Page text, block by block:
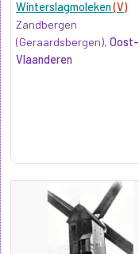
Winterslagmoleken(V)
Zandbergen
(Geraardsbergen), Oost-
Vlaanderen